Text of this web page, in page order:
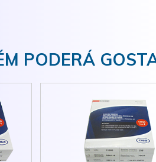
PODERÁ